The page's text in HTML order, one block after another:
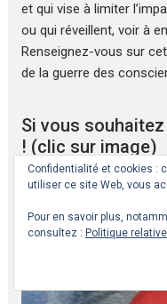
et qui vise à limiter
ou qui réveillent, voir à
Renseignez-vous sur
de la guerre des
Si vous
! (clic sur image)
Confidentialité et cookies :
utiliser ce site Web, vous
Pour en savoir plus,
consultez : Politique